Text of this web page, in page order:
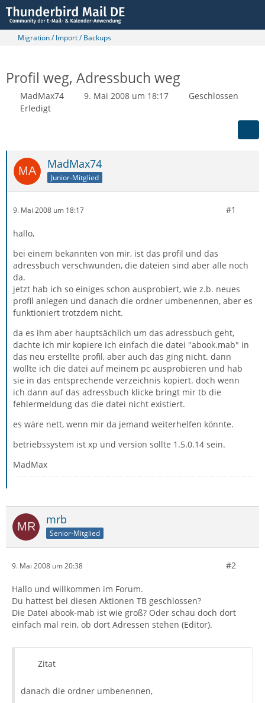
Migration / Import / Backups
Profil weg, Adressbuch weg
MadMax74 9. Mai 2008 um 18:17
Geschlossen
Erledigt
MadMax74
Junior-Mitglied
9. Mai 2008 um 18:17 #1
hallo,
bei einem bekannten von mir, ist das profil und das
adressbuch verschwunden, die dateien sind aber alle noch
da.
jetzt hab ich so einiges schon ausprobiert, wie z.b. neues
profil anlegen und danach die ordner umbenennen, aber es
funktioniert trotzdem nicht.
da es ihm aber hauptsächlich um das adressbuch geht,
dachte ich mir kopiere ich einfach die datei "abook.mab" in
das neu erstellte profil, aber auch das ging nicht. dann
wollte ich die datei auf meinem pc ausprobieren und hab
sie in das entsprechende verzeichnis kopiert. doch wenn
ich dann auf das adressbuch klicke bringt mir tb die
fehlermeldung das die datei nicht existiert.
es wäre nett, wenn mir da jemand weiterhelfen könnte.
betriebssystem ist xp und version sollte 1.5.0.14 sein.
MadMax
mrb
Senior-Mitglied
9. Mai 2008 um 20:38 #2
Hallo und willkommen im Forum.
Du hattest bei diesen Aktionen TB geschlossen?
Die Datei abook-mab ist wie groß? Oder schau doch dort
einfach mal rein, ob dort Adressen stehen (Editor).
Zitat
danach die ordner umbenennen,